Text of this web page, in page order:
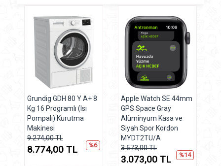
Grundig GDH 80 Y A+ 8
Kg 16 Programlı (Isı
Pompalı) Kurutma
Makinesi
9.274,00 TL
%6
8.774,00 TL
Apple Watch SE 44mm
GPS Space Gray
Alüminyum Kasa ve
Siyah Spor Kordon
MYDT2TU/A
3.573,00 TL
%14
3.073,00 TL